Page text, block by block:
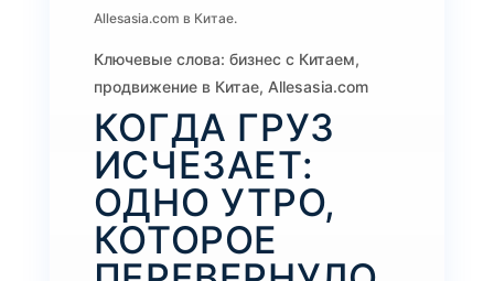
Allesasia.com в Китае.
Ключевые слова: бизнес с Китаем,
продвижение в Китае, Allesasia.com
КОГДА ГРУЗ
ИСЧЕЗАЕТ:
ОДНО УТРО,
КОТОРОЕ